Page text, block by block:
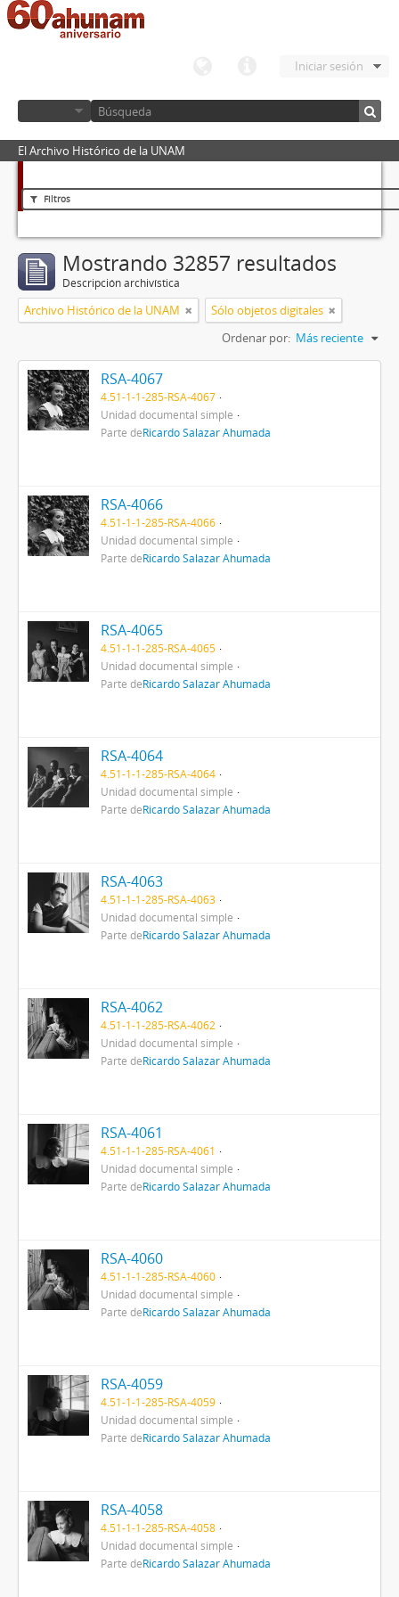
Iniciar sesión
El Archivo Histórico de la UNAM
Filtros
Mostrando 32857 resultados
Descripción archivística
Archivo Histórico de la UNAM
Sólo objetos digitales
Ordenar por: Más reciente
RSA-4067
4.51-1-1-285-RSA-4067
Unidad documental simple
Parte deRicardo Salazar Ahumada
RSA-4066
4.51-1-1-285-RSA-4066
Unidad documental simple
Parte deRicardo Salazar Ahumada
RSA-4065
4.51-1-1-285-RSA-4065
Unidad documental simple
Parte deRicardo Salazar Ahumada
RSA-4064
4.51-1-1-285-RSA-4064
Unidad documental simple
Parte deRicardo Salazar Ahumada
RSA-4063
4.51-1-1-285-RSA-4063
Unidad documental simple
Parte deRicardo Salazar Ahumada
RSA-4062
4.51-1-1-285-RSA-4062
Unidad documental simple
Parte deRicardo Salazar Ahumada
RSA-4061
4.51-1-1-285-RSA-4061
Unidad documental simple
Parte deRicardo Salazar Ahumada
RSA-4060
4.51-1-1-285-RSA-4060
Unidad documental simple
Parte deRicardo Salazar Ahumada
RSA-4059
4.51-1-1-285-RSA-4059
Unidad documental simple
Parte deRicardo Salazar Ahumada
RSA-4058
4.51-1-1-285-RSA-4058
Unidad documental simple
Parte deRicardo Salazar Ahumada